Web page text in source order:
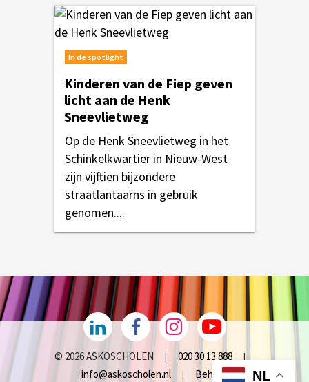
In de spotlight
Kinderen van de Fiep geven
licht aan de Henk
Sneevlietweg
Op de Henk Sneevlietweg in het
Schinkelkwartier in Nieuw-West
zijn vijftien bijzondere
straatlantaarns in gebruik
genomen....
© 2026 ASKOSCHOLEN | 020 30 13 888 |
info@askoscholen.nl | Beheer NL